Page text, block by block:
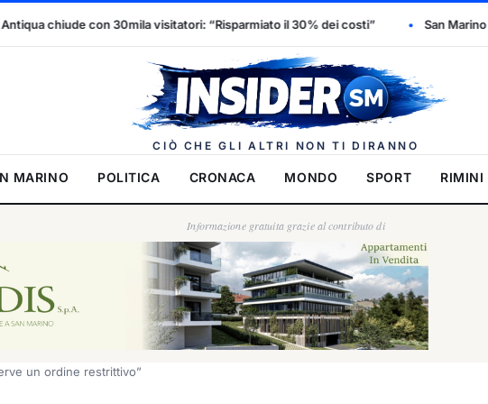
visitatori: “Risparmiato il 30% dei costi” San Marino dichiara
CIÒ CHE GLI ALTRI NON TI DIRANNO
MARINO POLITICA CRONACA MONDO SPORT RIMINI
Informazione gratuita grazie al contributo di
un ordine restrittivo”